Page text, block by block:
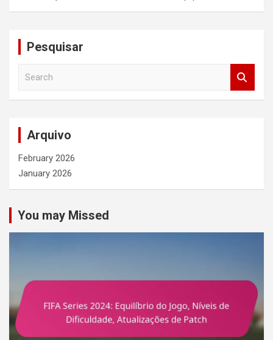
Pesquisar
Arquivo
February 2026
January 2026
You may Missed